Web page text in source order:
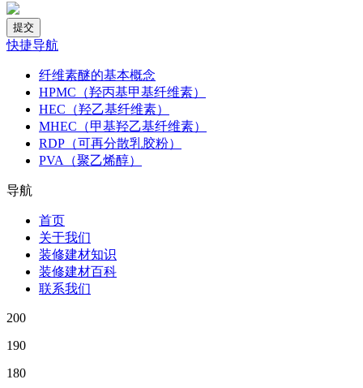
快捷导航
纤维素醚的基本概念
HPMC（羟丙基甲基纤维素）
HEC（羟乙基纤维素）
MHEC（甲基羟乙基纤维素）
RDP（可再分散乳胶粉）
PVA（聚乙烯醇）
导航
首页
关于我们
装修建材知识
装修建材百科
联系我们
200
190
180